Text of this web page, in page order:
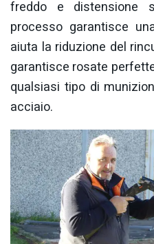
freddo e distensione
processo garantisce
aiuta la riduzione del
garantisce rosate
qualsiasi tipo di
acciaio.